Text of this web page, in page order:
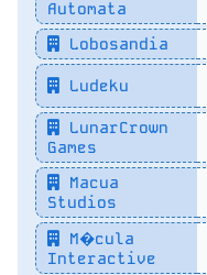
Automata
Lobosandia
Ludeku
LunarCrown
Games
Macua
Studios
M�cula
Interactive